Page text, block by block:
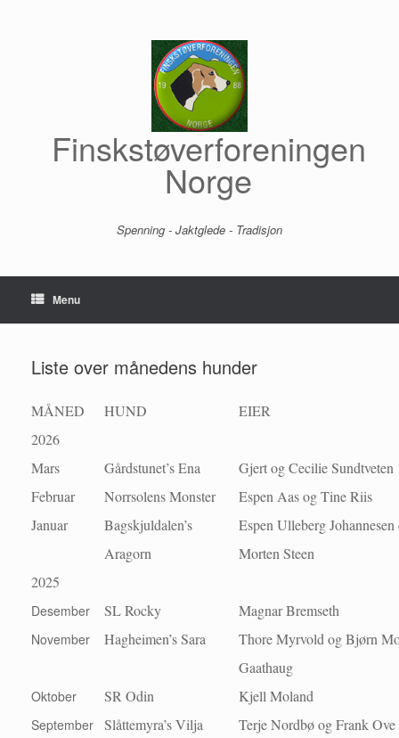
Finskstøverforeningen
Norge
Spenning - Jaktglede - Tradisjon
Menu
Liste over månedens hunder
MÅNED HUND
EIER
2026
Mars
Gårdstunet’s Ena
Gjert og Cecilie Sundtveten
Februar
Norrsolens Monster
Espen Aas og Tine Riis
Januar
Bagskjuldalen’s
Aragorn
Espen Ulleberg Johannesen
Morten Steen
2025
Desember SL Rocky Magnar Bremseth
November Hagheimen’s Sara
Thore Myrvold og Bjørn
Gaathaug
Oktober SR Odin Kjell Moland
September Slåttemyra’s Vilja Terje Nordbø og Frank